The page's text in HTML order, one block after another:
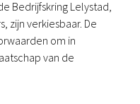
Bedrijfskring Lelystad,
zijn verkiesbaar. De
om in
van de